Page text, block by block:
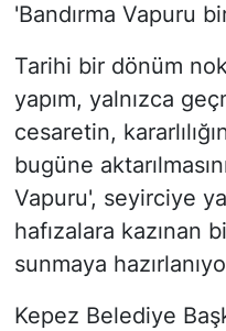
'Bandırma Vapuru
Tarihi bir dönüm
yapım, yalnızca
cesaretin,
bugüne
Vapuru', seyirciye
hafızalara kazınan
sunmaya
Kepez Belediye